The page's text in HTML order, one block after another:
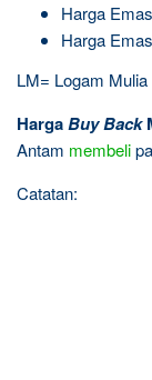
Harga
Harga
LM= Logam Mulia
HargaBuy Back
Antam membeli
Catatan: